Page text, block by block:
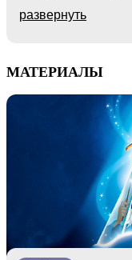
развернуть
МАТЕРИАЛЫ